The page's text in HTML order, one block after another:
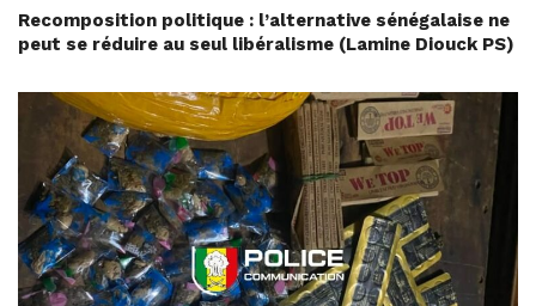
Recomposition politique : l’alternative sénégalaise ne
peut se réduire au seul libéralisme (Lamine Diouck PS)